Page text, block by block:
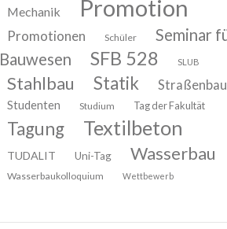
Mechanik Promotion
Promotionen Schüler
Seminar
Bauwesen
SFB 528 SLUB
Stahlbau Statik Straßenbau
Studenten Studium Tag der Fakultät
Tagung Textilbeton
TUDALIT Uni-Tag Wasserbau
Wasserbaukolloquium Wettbewerb